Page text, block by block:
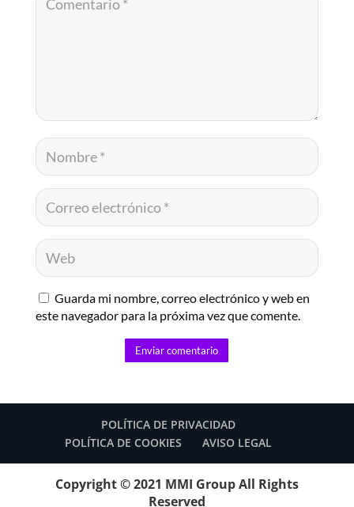
Guarda mi nombre, correo electrónico y web en
este navegador para la próxima vez que comente.
Enviar comentario
POLÍTICA DE PRIVACIDAD
POLÍTICA DE COOKIES
AVISO LEGAL
Copyright © 2021 MMI Group All Rights
Reserved